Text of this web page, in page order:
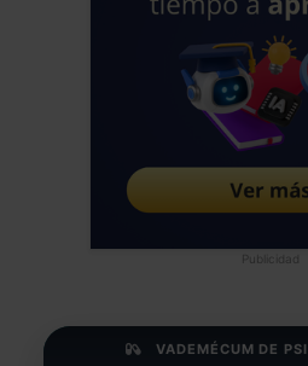
Publicidad
VADEMÉCUM DE